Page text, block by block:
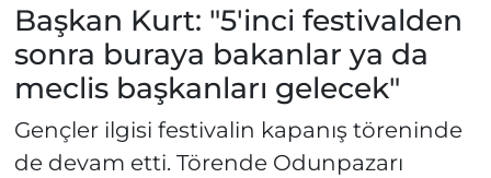
Başkan Kurt: "5'inci festivalden
sonra buraya bakanlar ya da
meclis başkanları gelecek"
Gençler ilgisi festivalin kapanış töreninde
de devam etti. Törende Odunpazarı